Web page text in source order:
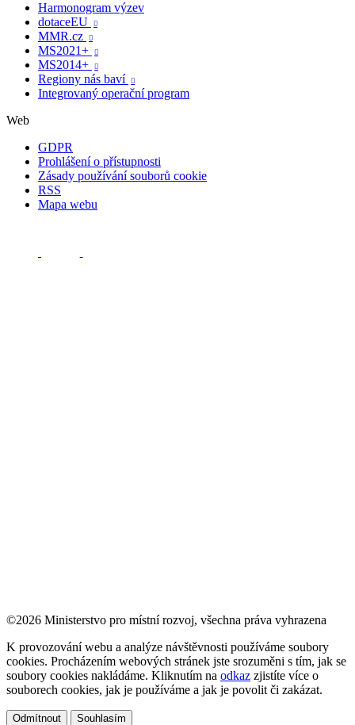
Harmonogram výzev
dotaceEU

MMR.cz 
MS2021+ 
MS2014+ 
Regiony nás baví 
Integrovaný operační program
Web
GDPR
Prohlášení o přístupnosti
Zásady používání souborů cookie
RSS
Mapa webu
©2026 Ministerstvo pro místní rozvoj, všechna práva vyhrazena
K provozování webu a analýze návštěvnosti používáme soubory
cookies. Procházením webových stránek jste srozuměni s tím, jak se
soubory cookies nakládáme. Kliknutím na odkaz zjistíte více o
souborech cookies, jak je používáme a jak je povolit či zakázat.
Odmítnout
Souhlasím